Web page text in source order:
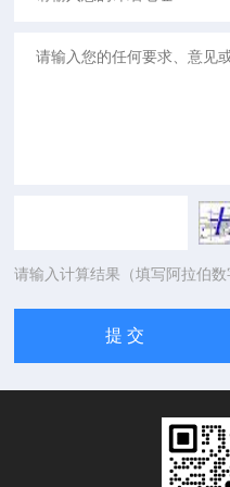
请输入计算结果（填写阿拉伯